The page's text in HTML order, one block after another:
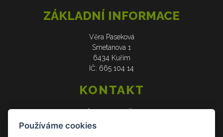
ZÁKLADNÍ INFORMACE
Věra Paseková
Smetanova 1
6434 Kuřim
IČ: 665 104 14
KONTAKT
web: www.verasije.cz
email: obchudek@verasije.cz
Používáme cookies